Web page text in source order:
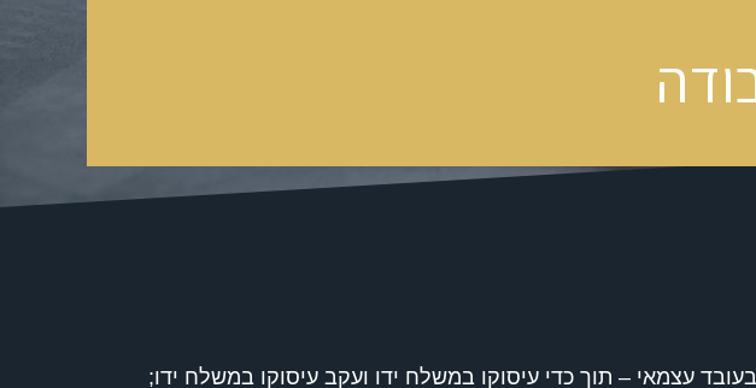
עצמאי – תוך כדי עיסוקו במשלח ידו ועקב עיסוקו במשלח ידו;